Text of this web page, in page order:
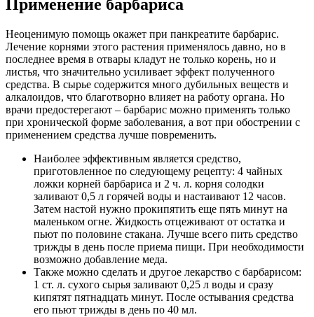
Применение барбариса
Неоценимую помощь окажет при панкреатите барбарис.
Лечение корнями этого растения применялось давно, но в
последнее время в отвары кладут не только корень, но и
листья, что значительно усиливает эффект полученного
средства. В сырье содержится много дубильных веществ и
алкалоидов, что благотворно влияет на работу органа. Но
врачи предостерегают – барбарис можно применять только
при хронической форме заболевания, а вот при обострении с
применением средства лучше повременить.
Наиболее эффективным является средство,
приготовленное по следующему рецепту: 4 чайных
ложки корней барбариса и 2 ч. л. корня солодки
заливают 0,5 л горячей воды и настаивают 12 часов.
Затем настой нужно прокипятить еще пять минут на
маленьком огне. Жидкость отцеживают от остатка и
пьют по половине стакана. Лучше всего пить средство
трижды в день после приема пищи. При необходимости
возможно добавление меда.
Также можно сделать и другое лекарство с барбарисом:
1 ст. л. сухого сырья заливают 0,25 л воды и сразу
кипятят пятнадцать минут. После остывания средства
его пьют трижды в день по 40 мл.